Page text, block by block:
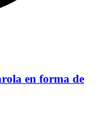
en forma de